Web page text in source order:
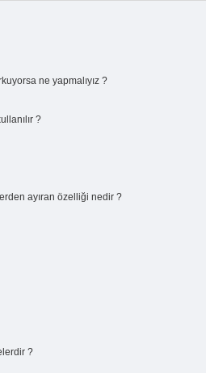
ne yapmalıyız ?
?
ayıran özelliği nedir ?
?